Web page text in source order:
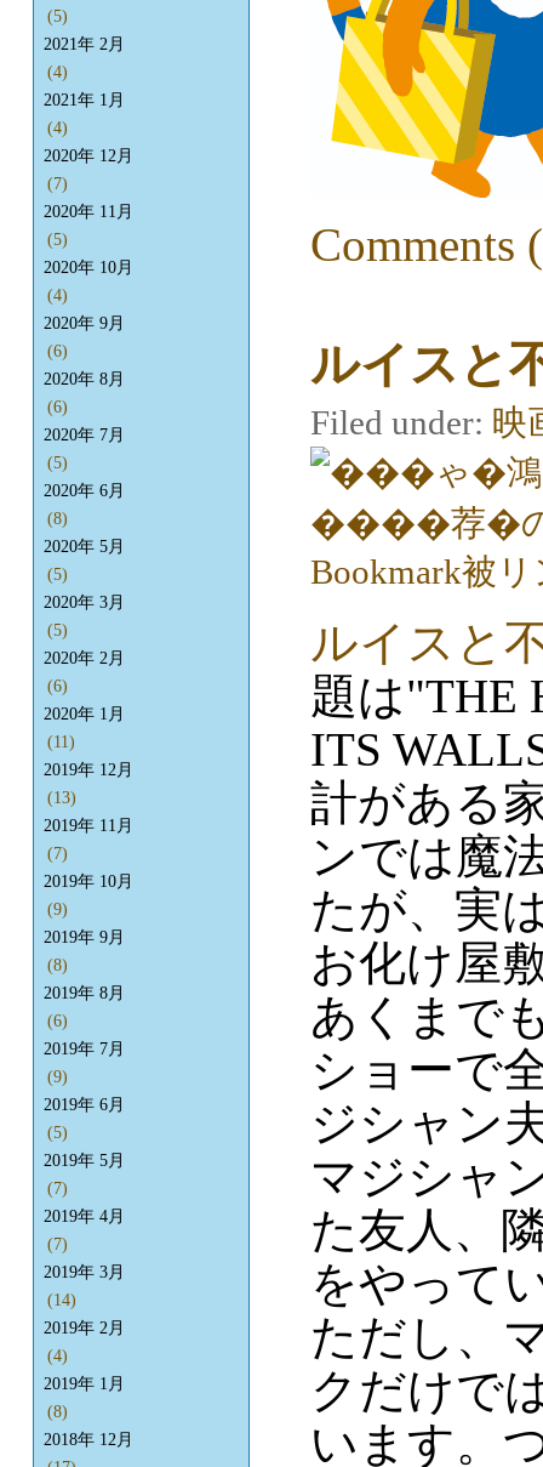
Comments
ルイスと
Filed under: 映
ルイスと
題は"THE
ITS
計がある
ンでは魔
たが、実
お化け屋
あくまで
ショーで
ジシャン
マジシャ
た友人、
をやって
ただし、
クだけで
います。
(5)
2021年 2月
(4)
2021年 1月
(4)
2020年 12月
(7)
2020年 11月
(5)
2020年 10月
(4)
2020年 9月
(6)
2020年 8月
(6)
2020年 7月
(5)
2020年 6月
(8)
2020年 5月
(5)
2020年 3月
(5)
2020年 2月
(6)
2020年 1月
(11)
2019年 12月
(13)
2019年 11月
(7)
2019年 10月
(9)
2019年 9月
(8)
2019年 8月
(6)
2019年 7月
(9)
2019年 6月
(5)
2019年 5月
(7)
2019年 4月
(7)
2019年 3月
(14)
2019年 2月
(4)
2019年 1月
(8)
2018年 12月